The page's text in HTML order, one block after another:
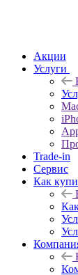
Акции
Услуги
Trade-in
Сервис
Как